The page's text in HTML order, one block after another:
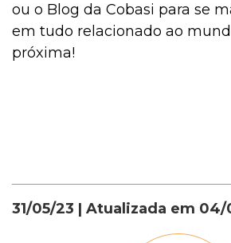
ou o Blog da Cobasi para se
em tudo relacionado ao
próxima!
31/05/23 | Atualizada em 04/